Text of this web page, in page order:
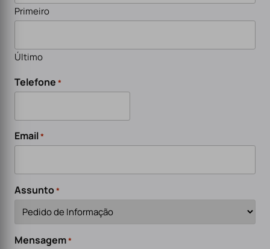
Primeiro
Último
Telefone *
Email*
Assunto*
Mensagem*